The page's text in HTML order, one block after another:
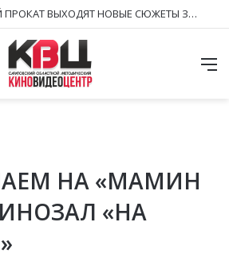
В РЕГИОНАЛЬНЫЙ ПРОКАТ ВЫХОДЯТ НОВЫЕ СЮЖЕТЫ ЗНАКОМЫХ КИНОВСЕЛЕННЫХ
НА «МАМИН
«НА